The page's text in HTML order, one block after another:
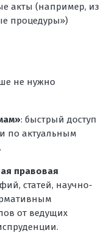
акты (например, из
процедуры»)
не нужно
: быстрый доступ
по актуальным
правовая
статей, научно-
от ведущих